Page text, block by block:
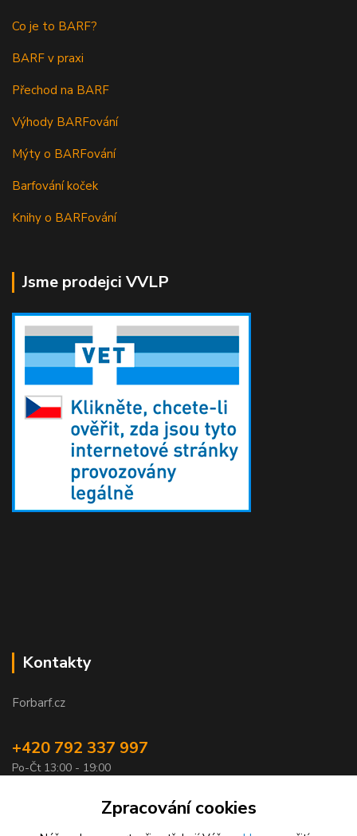
Co je to BARF?
BARF v praxi
Přechod na BARF
Výhody BARFování
Mýty o BARFování
Barfování koček
Knihy o BARFování
Jsme prodejci VVLP
Kontakty
Forbarf.cz
+420 792 337 997
Po-Čt 13:00 - 19:00
objednavky@forbarf.czZpracování cookies